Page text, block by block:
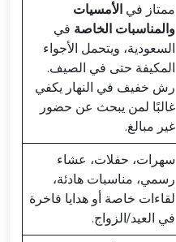
ممتاز في الأمسيات
والمناسبات الخاصة في
السعودية، ويتحمل الأجواء
المكيفة حتى في الصيف.
رش خفيف في النهار يكفي
غالبًا لمن يبحث عن حضور
غير مبالغ.
سهرات، حفلات، عشاء
رسمي، مناسبات هادئة،
لقاءات خاصة أو هدايا فاخرة
في العيد/الزواج.